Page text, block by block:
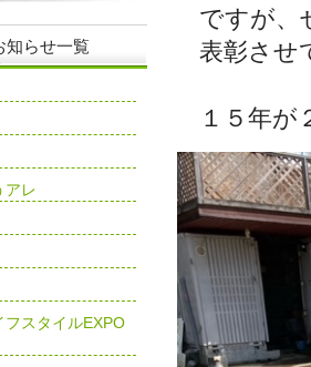
ですが、
表彰させ
１５年が
知らせ一覧
アレ
フスタイルEXPO